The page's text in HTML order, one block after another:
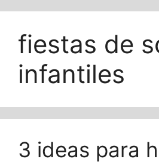
fiestas de
infantiles
3 ideas para